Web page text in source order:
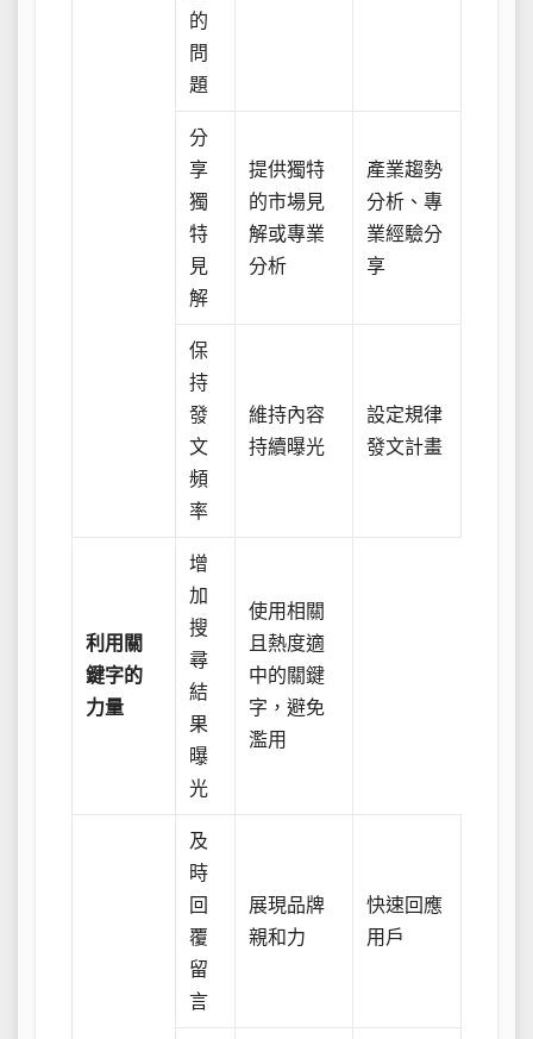
的
問
題
分
享
獨
特
見
解
提供獨特
的市場見
解或專業
分析
產業趨勢
分析、專
業經驗分
享
保
持
發
文
頻
率
維持內容
持續曝光
設定規律
發文計畫
利用關
鍵字的
力量
增
加
搜
尋
結
果
曝
光
使用相關
且熱度適
中的關鍵
字，避免
濫用
及
時
回
覆
留
言
展現品牌
親和力
快速回應
用戶